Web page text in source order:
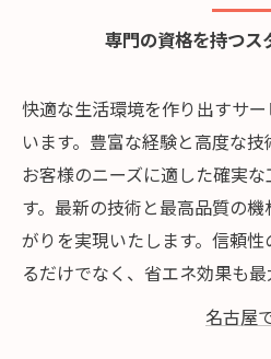
専門の資格を持つス
快適な生活環境を作り出すサ
います。豊富な経験と高度な技
お客様のニーズに適した確実
す。最新の技術と最高品質の
がりを実現いたします。信頼
るだけでなく、省エネ効果も最
名古屋